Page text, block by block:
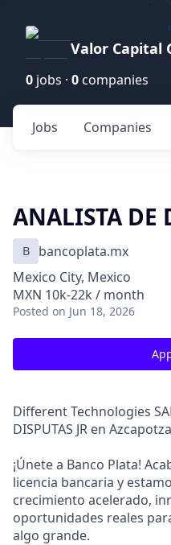
Valor Capital
0 jobs · 0 companies
Jobs Companies
ANALISTA DE
B
bancoplata.mx
Mexico City, Mexico
MXN 10k-22k / month
Posted on Jun 18, 2026
Different Technologies
DISPUTAS JR en
¡Únete a Banco Plata!
licencia bancaria y
crecimiento acelerado,
oportunidades reales
algo grande.